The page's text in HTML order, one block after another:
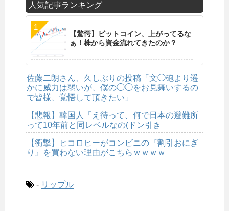
人気記事ランキング
【驚愕】ビットコイン、上がってるな
ぁ！株から資金流れてきたのか？
佐藤二朗さん、久しぶりの投稿「文◯砲より遥
かに威力は弱いが、僕の◯◯をお見舞いするの
で皆様、覚悟して頂きたい」
【悲報】韓国人「え待って、何で日本の避難所
って10年前と同レベルなの(ドン引き
【衝撃】ヒコロヒーがコンビニの『割引おにぎ
り』を買わない理由がこちらｗｗｗｗ
- リップル